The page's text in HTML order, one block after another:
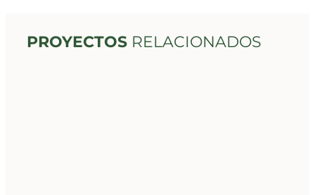
PROYECTOS RELACIONADOS